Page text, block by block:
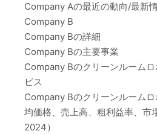
Company Aの最近の動向/最新
Company B
Company Bの詳細
Company Bの主要事業
Company Bのクリーンルーム
ビス
Company Bのクリーンルーム
均価格、売上高、粗利益率、市
2024）